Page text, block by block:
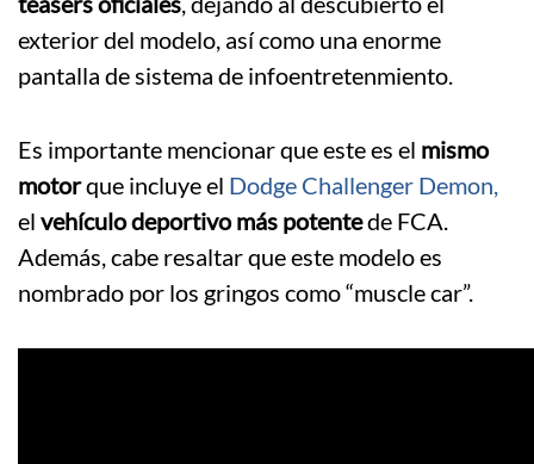
exterior del modelo, así como una enorme
pantalla de sistema de infoentretenmiento.
Es importante mencionar que este es el mismo
motorque incluye el Dodge Challenger Demon,
el vehículo deportivo más potentede FCA.
Además, cabe resaltar que este modelo es
nombrado por los gringos como “muscle car”.